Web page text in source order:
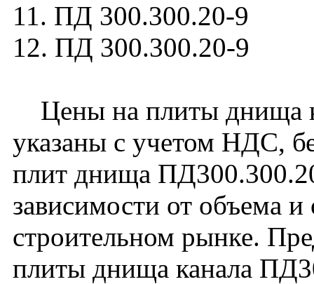
11. ПД 300.300.20-9
12. ПД 300.300.20-9
Цены на плиты днища
указаны с учетом НДС,
плит днища
зависимости от объема
строительном рынке.
плиты днища канала